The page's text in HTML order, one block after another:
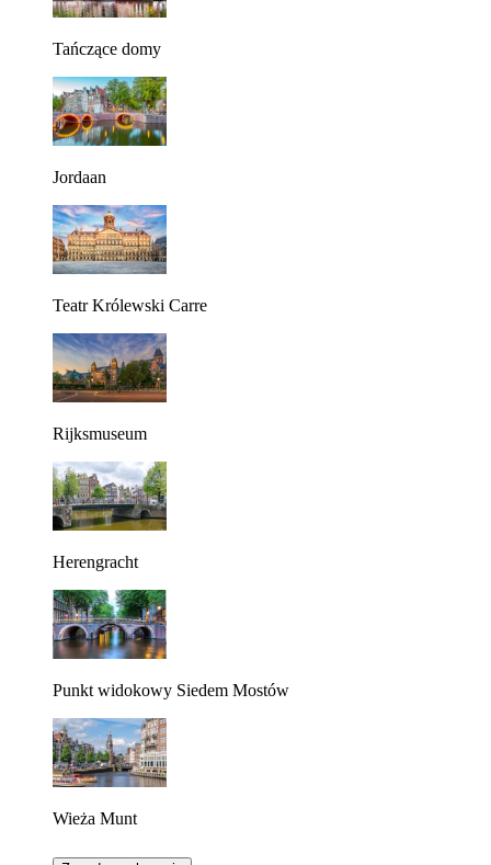
Tańczące domy
Jordaan
Teatr Królewski Carre
Rijksmuseum
Herengracht
Punkt widokowy Siedem Mostów
Wieża Munt